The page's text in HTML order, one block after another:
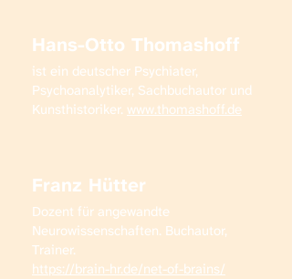
Hans-Otto Thomashoff
ist ein deutscher Psychiater,
Psychoanalytiker, Sachbuchautor und
Kunsthistoriker. www.thomashoff.de
Franz Hütter
Dozent für angewandte
Neurowissenschaften. Buchautor,
Trainer.
https://brain-hr.de/net-of-brains/